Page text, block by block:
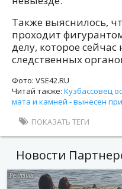
Также выяснилось,
проходит
делу, которое
следственных
Фото: VSE42.RU
Читай также: Кузбассовец
мата и камней - вынесен
ПОКАЗАТЬ ТЕГИ
Новости